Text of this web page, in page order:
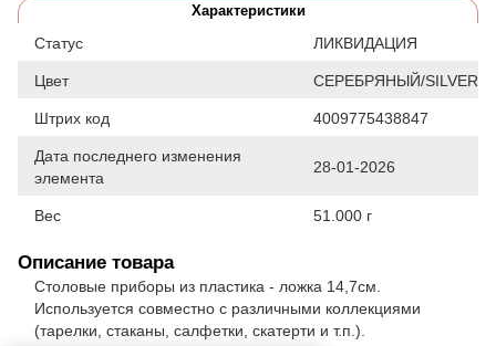
Характеристики
Статус ЛИКВИДАЦИЯ
Цвет СЕРЕБРЯНЫЙ/SILVER
Штрих код 4009775438847
Дата последнего изменения
элемента
28-01-2026
Вес 51.000 г
Описание товара
Столовые приборы из пластика - ложка 14,7см.
Используется совместно с различными коллекциями
(тарелки, стаканы, салфетки, скатерти и т.п.).